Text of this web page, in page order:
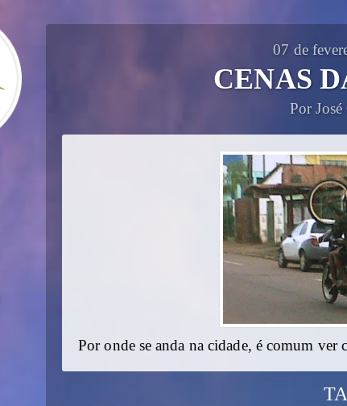
07 de
CENAS
Por José
Por onde se anda na cidade, é comum ver